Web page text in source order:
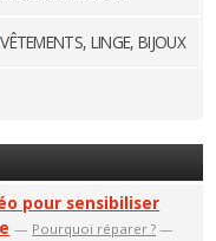
VÊTEMENTS, LINGE, BIJOUX
pour sensibiliser
— Pourquoi réparer ? —